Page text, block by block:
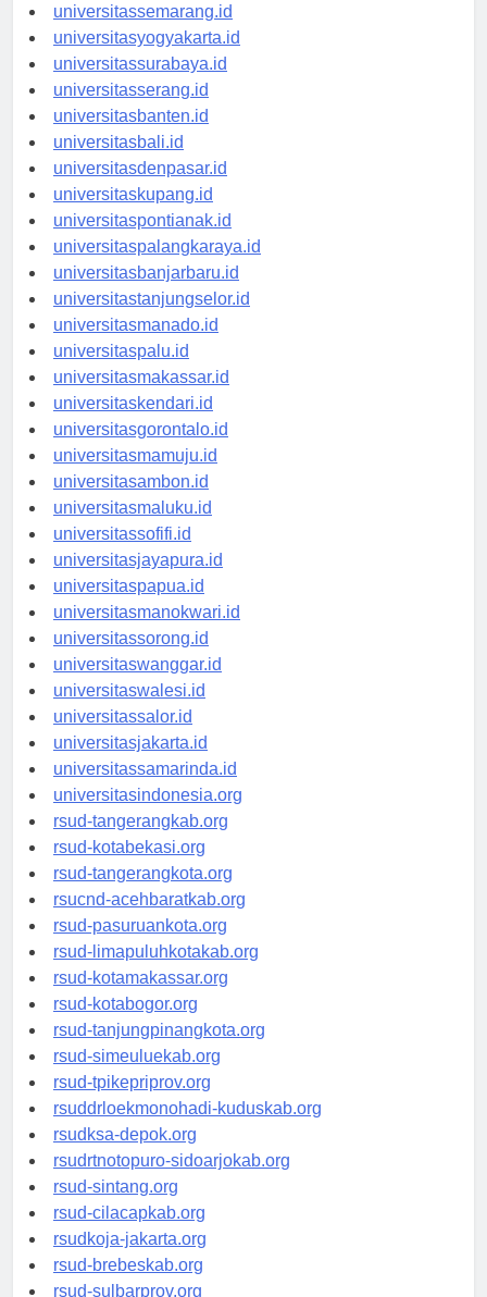
universitassemarang.id
universitasyogyakarta.id
universitassurabaya.id
universitasserang.id
universitasbanten.id
universitasbali.id
universitasdenpasar.id
universitaskupang.id
universitaspontianak.id
universitaspalangkaraya.id
universitasbanjarbaru.id
universitastanjungselor.id
universitasmanado.id
universitaspalu.id
universitasmakassar.id
universitaskendari.id
universitasgorontalo.id
universitasmamuju.id
universitasambon.id
universitasmaluku.id
universitassofifi.id
universitasjayapura.id
universitaspapua.id
universitasmanokwari.id
universitassorong.id
universitaswanggar.id
universitaswalesi.id
universitassalor.id
universitasjakarta.id
universitassamarinda.id
universitasindonesia.org
rsud-tangerangkab.org
rsud-kotabekasi.org
rsud-tangerangkota.org
rsucnd-acehbaratkab.org
rsud-pasuruankota.org
rsud-limapuluhkotakab.org
rsud-kotamakassar.org
rsud-kotabogor.org
rsud-tanjungpinangkota.org
rsud-simeuluekab.org
rsud-tpikepriprov.org
rsuddrloekmonohadi-kuduskab.org
rsudksa-depok.org
rsudrtnotopuro-sidoarjokab.org
rsud-sintang.org
rsud-cilacapkab.org
rsudkoja-jakarta.org
rsud-brebeskab.org
rsud-sulbarprov.org